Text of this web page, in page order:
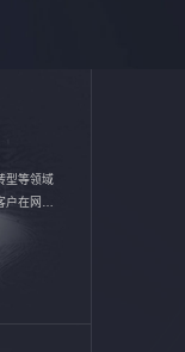
型等领域
在网络
为客户